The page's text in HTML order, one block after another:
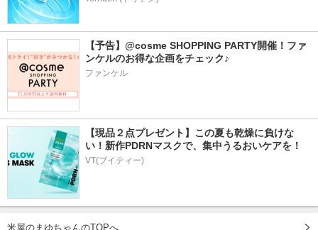
【予告】@cosme SHOPPING PARTY開催！ファ
ンケルのお得な企画をチェック♪
ファンケル
【現品２点プレゼント】この夏も乾燥に負けな
い！新作PDRNマスクで、集中うるおいケアを！
VT(ブイティー)
米屋のまゆちゃんのTOPへ